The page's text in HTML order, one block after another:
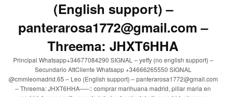
(English support) –
panterarosa1772@gmail.com –
Threema: JHXT6HHA
Principal Whatsapp+34677084290 SIGNAL – yeffy (no english support) –
Secundario AttCliente Whatsapp +34666265550 SIGNAL
@cmmleomadrid.65 – Leo (English support) – panterarosa1772@gmail.com
– Threema: JHXT6HHA—–:: comprar marihuana madrid, pillar maria en